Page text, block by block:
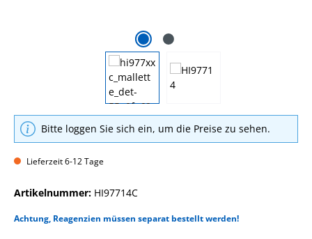
Bitte loggen Sie sich ein, um die Preise zu sehen.
Lieferzeit 6-12 Tage
Artikelnummer: HI97714C
Achtung, Reagenzien müssen separat bestellt werden!